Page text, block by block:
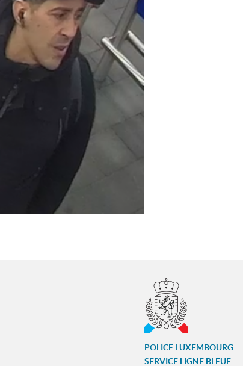
POLICE LUXEMBOURG
SERVICE LIGNE BLEUE